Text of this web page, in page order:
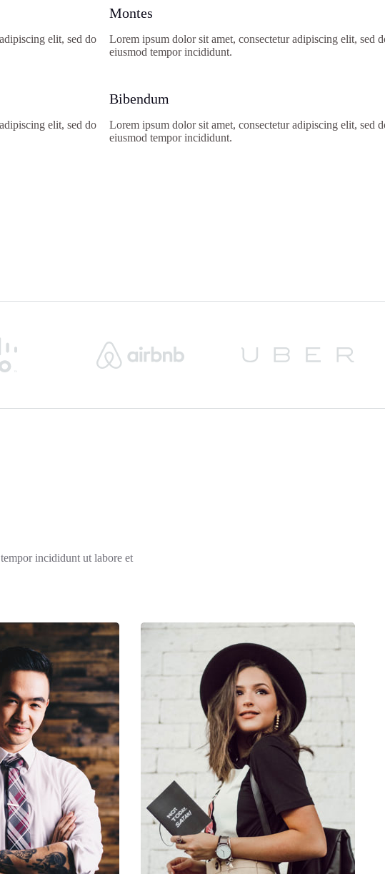
elit, sed do
elit, sed do
Montes
Lorem ipsum dolor sit amet, consectetur adipiscing elit, sed
eiusmod tempor incididunt.
Bibendum
Lorem ipsum dolor sit amet, consectetur adipiscing elit, sed
eiusmod tempor incididunt.
incididunt ut labore et